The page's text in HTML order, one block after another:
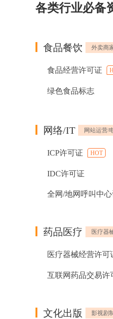
各类行业必备
食品餐饮 外卖商
食品经营许可证
绿色食品标志
网络/IT 网站运营/
ICP许可证 HOT
IDC许可证
全网/地网呼叫中
药品医疗 医疗器
医疗器械经营许可
互联网药品交易许
文化出版 影视剧